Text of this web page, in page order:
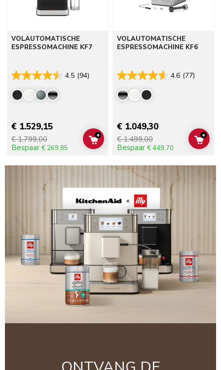
VOLAUTOMATISCHE
ESPRESSOMACHINE KF7
4.5 (94)
€ 1.529,15
€ 1.799,00
Bespaar € 269,85
ADD TO CART
+
VOLAUTOMATISCHE
ESPRESSOMACHINE KF6
4.6 (77)
€ 1.049,30
€ 1.499,00
Bespaar € 449,70
ADD
+